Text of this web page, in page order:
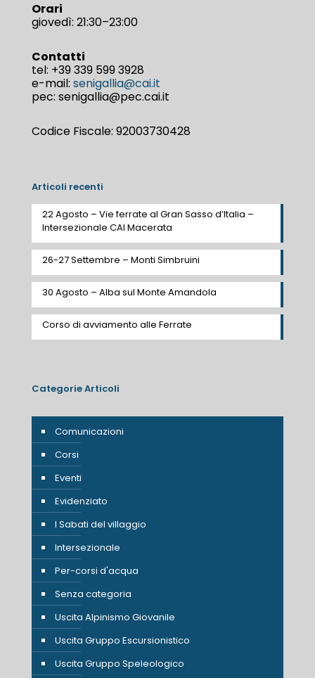
Orari
giovedì: 21:30–23:00
Contatti
tel: +39 339 599 3928
e-mail: senigallia@cai.it
pec: senigallia@pec.cai.it
Codice Fiscale: 92003730428
Articoli recenti
22 Agosto – Vie ferrate al Gran Sasso d’Italia –
Intersezionale CAI Macerata
26-27 Settembre – Monti Simbruini
30 Agosto – Alba sul Monte Amandola
Corso di avviamento alle Ferrate
Categorie Articoli
Comunicazioni
Corsi
Eventi
Evidenziato
I Sabati del villaggio
Intersezionale
Per-corsi d'acqua
Senza categoria
Uscita Alpinismo Giovanile
Uscita Gruppo Escursionistico
Uscita Gruppo Speleologico